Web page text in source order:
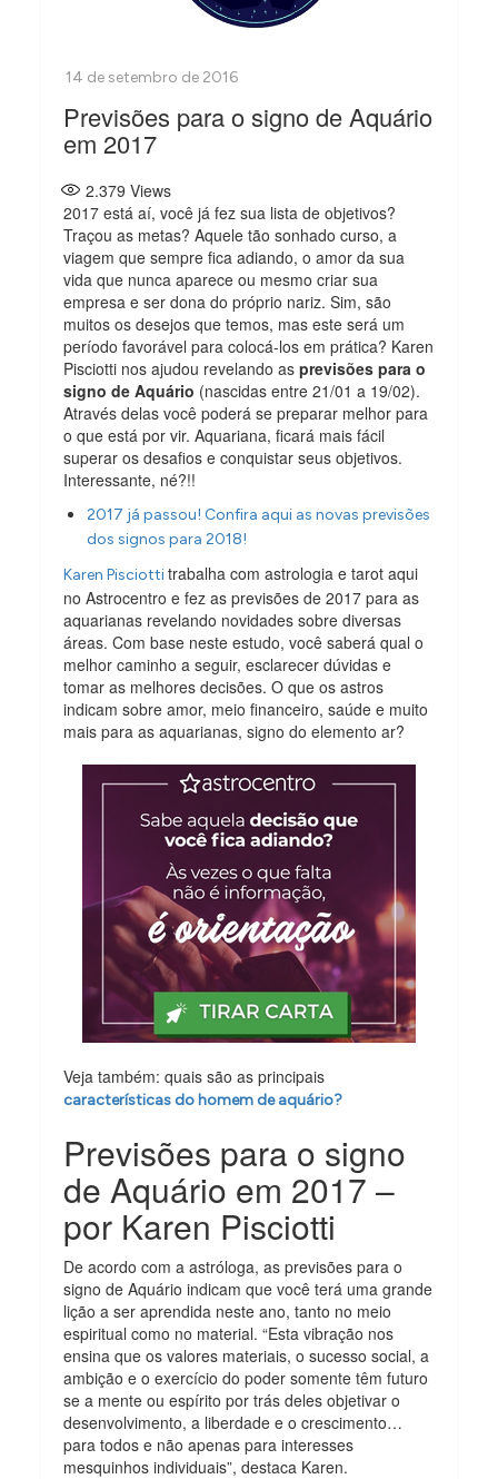
Previsões para o signo de Aquário
em 2017
2.379 Views
2017 está aí, você já fez sua lista de objetivos?
Traçou as metas? Aquele tão sonhado curso, a
viagem que sempre fica adiando, o amor da sua
vida que nunca aparece ou mesmo criar sua
empresa e ser dona do próprio nariz. Sim, são
muitos os desejos que temos, mas este será um
período favorável para colocá-los em prática? Karen
Pisciotti nos ajudou revelando asprevisões para o
signo de Aquário (nascidas entre 21/01 a 19/02).
Através delas você poderá se preparar melhor para
o que está por vir. Aquariana, ficará mais fácil
superar os desafios e conquistar seus objetivos.
Interessante, né?!!
2017 já passou! Confira aqui as novas previsões
dos signos para 2018!
Karen Pisciottitrabalha com astrologia e tarot aqui
no Astrocentro e fez as previsões de 2017 para as
aquarianas revelando novidades sobre diversas
áreas. Com base neste estudo, você saberá qual o
melhor caminho a seguir, esclarecer dúvidas e
tomar as melhores decisões. O que os astros
indicam sobre amor, meio financeiro, saúde e muito
mais para as aquarianas, signo do elemento ar?
Veja também: quais são as principais
características do homem de aquário?
Previsões para o signo
de Aquário em 2017 –
por Karen Pisciotti
De acordo com a astróloga, as previsões para o
signo de Aquário indicam que você terá uma grande
lição a ser aprendida neste ano, tanto no meio
espiritual como no material. “Esta vibração nos
ensina que os valores materiais, o sucesso social, a
ambição e o exercício do poder somente têm futuro
se a mente ou espírito por trás deles objetivar o
desenvolvimento, a liberdade e o crescimento…
para todos e não apenas para interesses
mesquinhos individuais”, destaca Karen.